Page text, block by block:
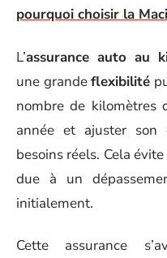
pourquoi choisir la
L’assurance auto au
une grandeflexibilité
nombre de kilomètres
année et ajuster
besoins réels. Cela
due à un
initialement.
Cette assurance